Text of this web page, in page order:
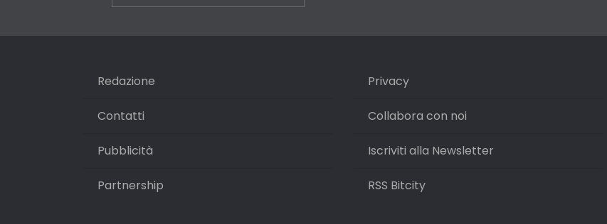
Redazione
Contatti
Pubblicità
Partnership
Privacy
Collabora con noi
Iscriviti alla Newsletter
RSS Bitcity